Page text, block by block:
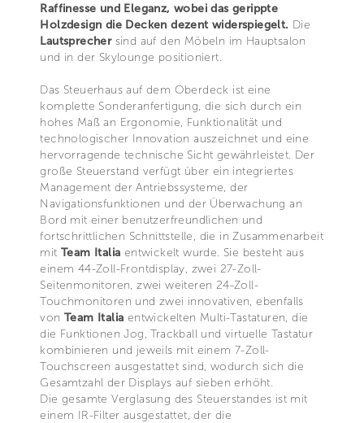
Raffinesse und Eleganz, wobei das gerippte
Holzdesign die Decken dezent widerspiegelt. Die
Lautsprechersind auf den Möbeln im Hauptsalon
und in der Skylounge positioniert.
Das Steuerhaus auf dem Oberdeck ist eine
komplette Sonderanfertigung, die sich durch ein
hohes Maß an Ergonomie, Funktionalität und
technologischer Innovation auszeichnet und eine
hervorragende technische Sicht gewährleistet. Der
große Steuerstand verfügt über ein integriertes
Management der Antriebssysteme, der
Navigationsfunktionen und der Überwachung an
Bord mit einer benutzerfreundlichen und
fortschrittlichen Schnittstelle, die in Zusammenarbeit
mit Team Italia entwickelt wurde. Sie besteht aus
einem 44-Zoll-Frontdisplay, zwei 27-Zoll-
Seitenmonitoren, zwei weiteren 24-Zoll-
Touchmonitoren und zwei innovativen, ebenfalls
von Team Italia entwickelten Multi-Tastaturen, die
die Funktionen Jog, Trackball und virtuelle Tastatur
kombinieren und jeweils mit einem 7-Zoll-
Touchscreen ausgestattet sind, wodurch sich die
Gesamtzahl der Displays auf sieben erhöht.
Die gesamte Verglasung des Steuerstandes ist mit
einem IR-Filter ausgestattet, der die